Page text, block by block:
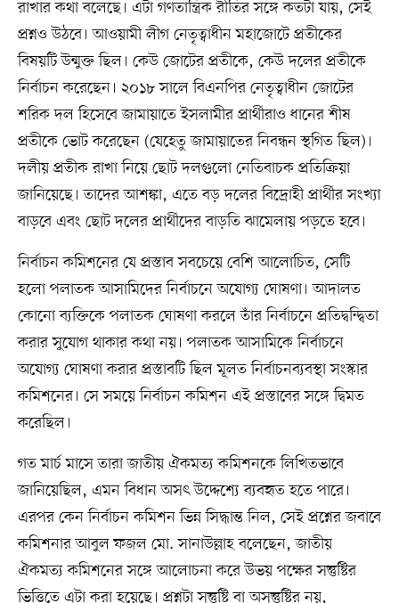
রাখার কথা বলেছে। এটা গণতান্ত্রিক রীতির সঙ্গে কতটা যায়, সেই
প্রশ্নও উঠবে। আওয়ামী লীগ নেতৃত্বাধীন মহাজোটে প্রতীকের
বিষয়টি উন্মুক্ত ছিল। কেউ জোটের প্রতীকে, কেউ দলের প্রতীকে
নির্বাচন করেছেন। ২০১৮ সালে বিএনপির নেতৃত্বাধীন জোটের
শরিক দল হিসেবে জামায়াতে ইসলামীর প্রার্থীরাও ধানের শীষ
প্রতীকে ভোট করেছেন (যেহেতু জামায়াতের নিবন্ধন স্থগিত ছিল)।
দলীয় প্রতীক রাখা নিয়ে ছোট দলগুলো নেতিবাচক প্রতিক্রিয়া
জানিয়েছে। তাদের আশঙ্কা, এতে বড় দলের বিদ্রোহী প্রার্থীর সংখ্যা
বাড়বে এবং ছোট দলের প্রার্থীদের বাড়তি ঝামেলায় পড়তে হবে।
নির্বাচন কমিশনের যে প্রস্তাব সবচেয়ে বেশি আলোচিত, সেটি
হলো পলাতক আসামিদের নির্বাচনে অযোগ্য ঘোষণা। আদালত
কোনো ব্যক্তিকে পলাতক ঘোষণা করলে তাঁর নির্বাচনে প্রতিদ্বন্দ্বিতা
করার সুযোগ থাকার কথা নয়। পলাতক আসামিকে নির্বাচনে
অযোগ্য ঘোষণা করার প্রস্তাবটি ছিল মূলত নির্বাচনব্যবস্থা সংস্কার
কমিশনের। সে সময়ে নির্বাচন কমিশন এই প্রস্তাবের সঙ্গে দ্বিমত
করেছিল।
গত মার্চ মাসে তারা জাতীয় ঐকমত্য কমিশনকে লিখিতভাবে
জানিয়েছিল, এমন বিধান অসৎ উদ্দেশ্যে ব্যবহৃত হতে পারে।
এরপর কেন নির্বাচন কমিশন ভিন্ন সিদ্ধান্ত নিল, সেই প্রশ্নের জবাবে
কমিশনার আবুল ফজল মো. সানাউল্লাহ বলেছেন, জাতীয়
ঐকমত্য কমিশনের সঙ্গে আলোচনা করে উভয় পক্ষের সন্তুষ্টির
ভিত্তিতে এটা করা হয়েছে। প্রশ্নটা সন্তুষ্টি বা অসন্তুষ্টির নয়,